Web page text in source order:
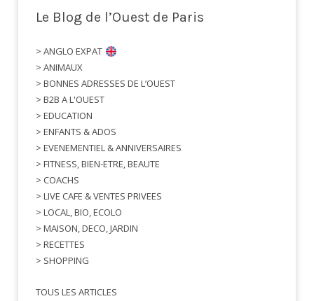
Le Blog de l’Ouest de Paris
> ANGLO EXPAT
> ANIMAUX
> BONNES ADRESSES DE L’OUEST
> B2B A L'OUEST
> EDUCATION
> ENFANTS & ADOS
> EVENEMENTIEL & ANNIVERSAIRES
> FITNESS, BIEN-ETRE, BEAUTE
> COACHS
> LIVE CAFE & VENTES PRIVEES
> LOCAL, BIO, ECOLO
> MAISON, DECO, JARDIN
> RECETTES
> SHOPPING
TOUS LES ARTICLES